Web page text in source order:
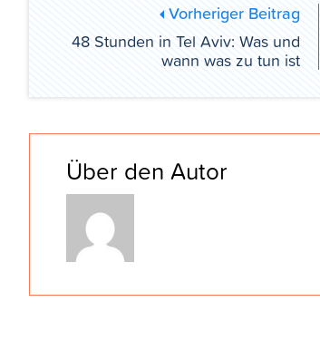
Vorheriger Beitrag
48 Stunden in Tel Aviv: Was und
wann was zu tun ist
Über den Autor